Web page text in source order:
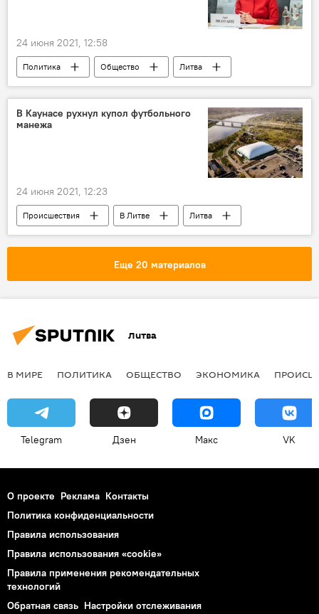
24 июня 2021, 12:58
Политика Общество
Литва
граница
Белоруссия
Миграционный кризис в Литве
В Каунасе рухнул купол футбольного
манежа
24 июня 2021, 12:23
Происшествия В Литве
Литва
Каунас
Еще 20 материалов
Литва
В МИРЕ ПОЛИТИКА ОБЩЕСТВО ЭКОНОМИКА
Telegram Дзен Макс VK
О проекте Реклама Контакты
Политика конфиденциальности
Правила использования
Правила использования «cookie»
Правила применения рекомендательных
технологий
Обратная связь Настройки отслеживания